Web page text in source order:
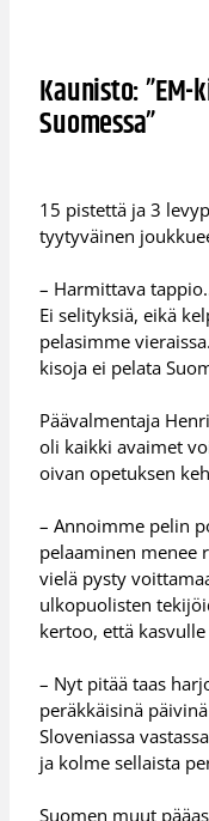
Kaunisto:
Suomessa”
15 pistettä ja 3
tyytyväinen
– Harmittava
Ei selityksiä, eikä
pelasimme
kisoja ei pelata
Päävalmentaja
oli kaikki avaimet
oivan opetuksen
– Annoimme pelin
pelaaminen menee
vielä pysty
ulkopuolisten
kertoo, että
– Nyt pitää taas
peräkkäisinä
Sloveniassa
ja kolme sellaista
Suomen muut